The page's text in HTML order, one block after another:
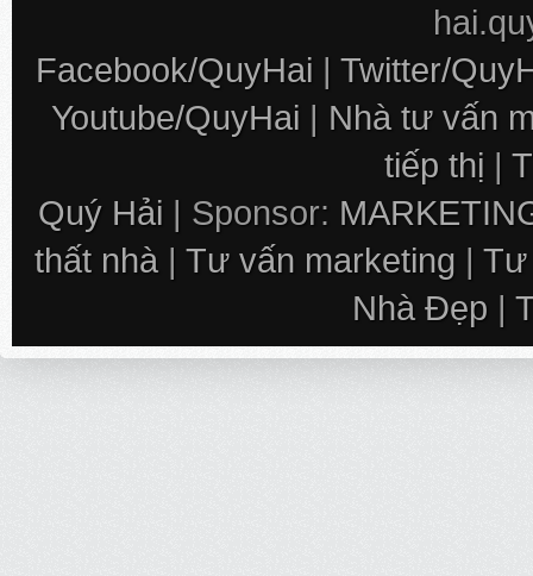
Facebook/QuyHai | Twitter/
Youtube/QuyHai | Nhà tư vấn
tiếp thị |
Quý Hải | Sponsor:
thất nhà | Tư vấn marketing | Tư
Nhà Đẹp |